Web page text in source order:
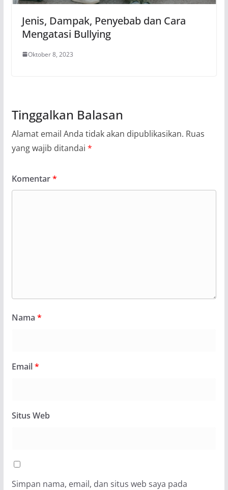
Jenis, Dampak, Penyebab dan Cara
Mengatasi Bullying
Oktober 8, 2023
Tinggalkan Balasan
Alamat email Anda tidak akan dipublikasikan. Ruas
yang wajib ditandai *
Komentar*
Nama *
Email*
Situs Web
Simpan nama, email, dan situs web saya pada